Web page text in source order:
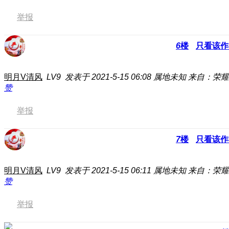
举报
6楼 只看该
明月V清风 LV9 发表于 2021-5-15 06:08 属地未知 来自：荣
赞
举报
7楼 只看该
明月V清风 LV9 发表于 2021-5-15 06:11 属地未知 来自：荣
赞
举报